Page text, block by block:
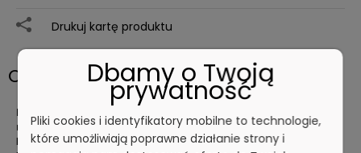
Drukuj kartę produktu
Opis
Dyspenser nierdzewny na 3 opakowania rękawic - pręt 5
mm.
Dyspenser wykonany jest w całości z drutu stali nierdzewnej Ø
Dbamy o Twoją
prywatność
Pliki cookies i identyfikatory mobilne to technologie,
które umożliwiają poprawne działanie strony i